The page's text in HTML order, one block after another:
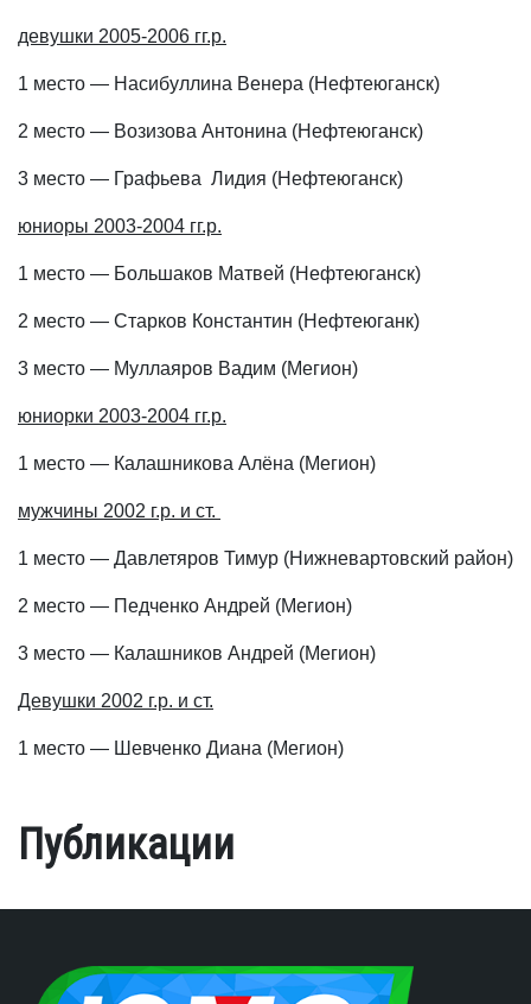
девушки 2005-2006 гг.р.
1 место — Насибуллина Венера (Нефтеюганск)
2 место — Возизова Антонина (Нефтеюганск)
3 место — Графьева Лидия (Нефтеюганск)
юниоры 2003-2004 гг.р.
1 место — Большаков Матвей (Нефтеюганск)
2 место — Старков Константин (Нефтеюганк)
3 место — Муллаяров Вадим (Мегион)
юниорки 2003-2004 гг.р.
1 место — Калашникова Алёна (Мегион)
мужчины 2002 г.р. и ст.
1 место — Давлетяров Тимур (Нижневартовский район)
2 место — Педченко Андрей (Мегион)
3 место — Калашников Андрей (Мегион)
Девушки 2002 г.р. и ст.
1 место — Шевченко Диана (Мегион)
Публикации